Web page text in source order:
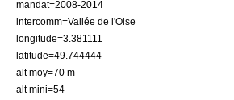
mandat=2008-2014
intercomm=Vallée de l'Oise
longitude=3.381111
latitude=49.744444
alt moy=70 m
alt mini=54